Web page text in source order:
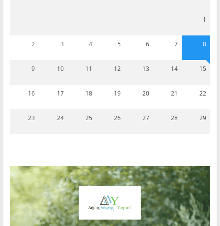
1
2 3 4 5 6 7 8
9 10 11 12 13 14 15
16 17 18 19 20 21 22
23 24 25 26 27 28 29